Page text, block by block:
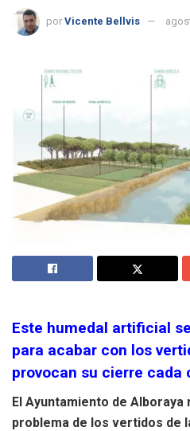
por Vicente Bellvis
Este humedal artificial
para acabar con los
provocan su cierre cada
El Ayuntamiento de
problema de los vertidos de